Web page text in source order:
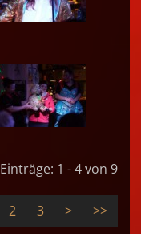
Einträge: 1 - 4 von 9
2 3 > >>